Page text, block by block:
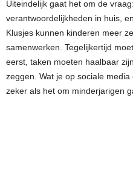
Uiteindelijk gaat het om de
verantwoordelijkheden in huis,
Klusjes kunnen kinderen meer
samenwerken. Tegelijkertijd
eerst, taken moeten haalbaar
zeggen. Wat je op sociale
zeker als het om minderjarigen